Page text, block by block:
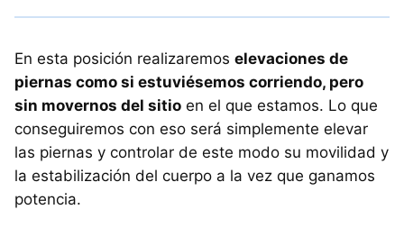
En esta posición realizaremos elevaciones de
piernas como si estuviésemos corriendo, pero
sin movernos del sitio en el que estamos. Lo que
conseguiremos con eso será simplemente elevar
las piernas y controlar de este modo su movilidad y
la estabilización del cuerpo a la vez que ganamos
potencia.